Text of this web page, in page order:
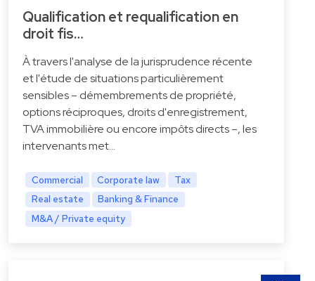
Qualification et requalification en
droit fis…
À travers l'analyse de la jurisprudence récente
et l'étude de situations particulièrement
sensibles – démembrements de propriété,
options réciproques, droits d'enregistrement,
TVA immobilière ou encore impôts directs –, les
intervenants met…
Commercial Corporate law
Tax
Real estate
Banking & Finance
M&A / Private equity